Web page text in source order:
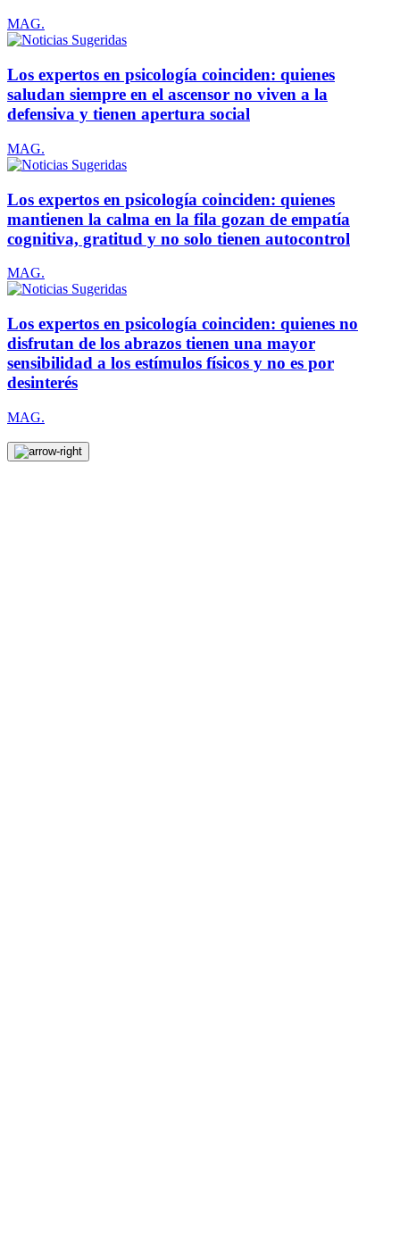
MAG.
Los expertos en psicología coinciden: quienes
saludan siempre en el ascensor no viven a la
defensiva y tienen apertura social
MAG.
Los expertos en psicología coinciden: quienes
mantienen la calma en la fila gozan de empatía
cognitiva, gratitud y no solo tienen autocontrol
MAG.
Los expertos en psicología coinciden: quienes no
disfrutan de los abrazos tienen una mayor
sensibilidad a los estímulos físicos y no es por
desinterés
MAG.